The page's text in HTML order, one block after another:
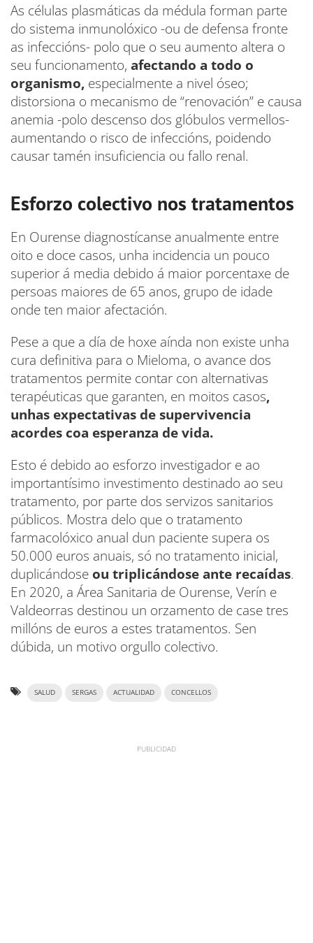
As células plasmáticas da médula forman parte
do sistema inmunolóxico -ou de defensa fronte
as infeccións- polo que o seu aumento altera o
seu funcionamento, afectando a todo o
organismo, especialmente a nivel óseo;
distorsiona o mecanismo de “renovación” e causa
anemia -polo descenso dos glóbulos vermellos-
aumentando o risco de infeccións, poidendo
causar tamén insuficiencia ou fallo renal.
Esforzo colectivo nos tratamentos
En Ourense diagnostícanse anualmente entre
oito e doce casos, unha incidencia un pouco
superior á media debido á maior porcentaxe de
persoas maiores de 65 anos, grupo de idade
onde ten maior afectación.
Pese a que a día de hoxe aínda non existe unha
cura definitiva para o Mieloma, o avance dos
tratamentos permite contar con alternativas
terapéuticas que garanten, en moitos casos,
unhas expectativas de supervivencia
acordes coa esperanza de vida.
Esto é debido ao esforzo investigador e ao
importantísimo investimento destinado ao seu
tratamento, por parte dos servizos sanitarios
públicos. Mostra delo que o tratamento
farmacolóxico anual dun paciente supera os
50.000 euros anuais, só no tratamento inicial,
duplicándose ou triplicándose ante recaídas.
En 2020, a Área Sanitaria de Ourense, Verín e
Valdeorras destinou un orzamento de case tres
millóns de euros a estes tratamentos. Sen
dúbida, un motivo orgullo colectivo.
SALUD SERGAS ACTUALIDAD CONCELLOS